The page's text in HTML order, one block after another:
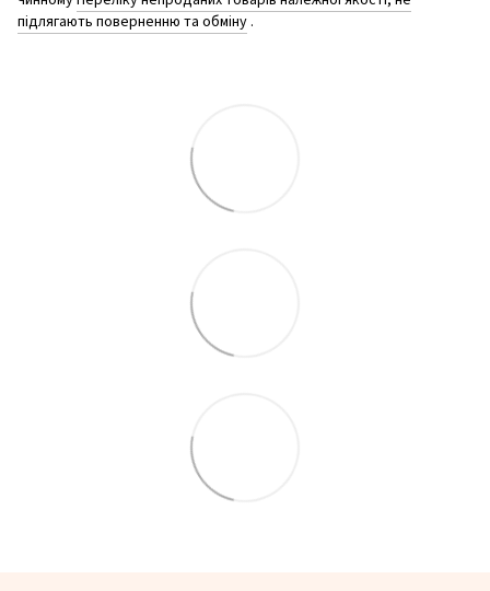
підлягають поверненню та обміну .